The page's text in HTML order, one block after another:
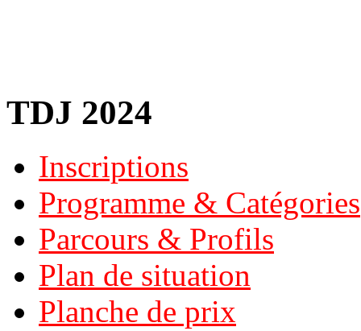
TDJ 2024
Inscriptions
Programme & Catégories
Parcours & Profils
Plan de situation
Planche de prix